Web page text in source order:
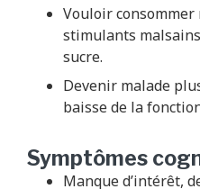
Vouloir
stimulants
sucre.
Devenir malade
baisse de la
Symptômes
Manque d’intérêt,